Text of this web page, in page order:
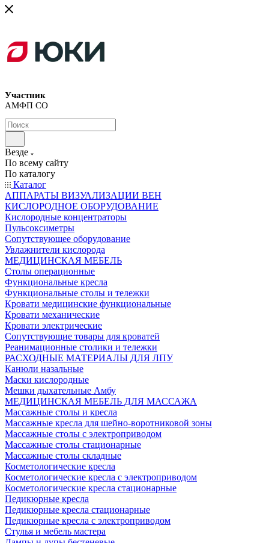
Участник
АМФП СО
Везде
По всему сайту
По каталогу
Каталог
АППАРАТЫ ВИЗУАЛИЗАЦИИ ВЕН
КИСЛОРОДНОЕ ОБОРУДОВАНИЕ
Кислородные концентраторы
Пульсоксиметры
Сопутствующее оборудование
Увлажнители кислорода
МЕДИЦИНСКАЯ МЕБЕЛЬ
Столы операционные
Функциональные кресла
Функциональные столы и тележки
Кровати медицинские функциональные
Кровати механические
Кровати электрические
Сопутствующие товары для кроватей
Реанимационные столики и тележки
РАСХОДНЫЕ МАТЕРИАЛЫ ДЛЯ ЛПУ
Канюли назальные
Маски кислородные
Мешки дыхательные Амбу
МЕДИЦИНСКАЯ МЕБЕЛЬ ДЛЯ МАССАЖА
Массажные столы и кресла
Массажные кресла для шейно-воротниковой зоны
Массажные столы с электроприводом
Массажные столы стационарные
Массажные столы складные
Косметологические кресла
Косметологические кресла с электроприводом
Косметологические кресла стационарные
Педикюрные кресла
Педикюрные кресла стационарные
Педикюрные кресла с электроприводом
Стулья и мебель мастера